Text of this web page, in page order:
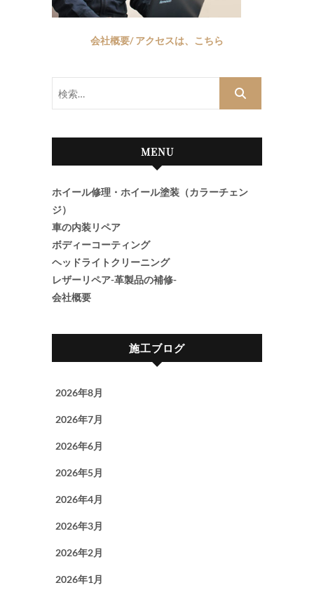
会社概要/ アクセスは、こちら
MENU
ホイール修理・ホイール塗装（カラーチェン
ジ）
車の内装リペア
ボディーコーティング
ヘッドライトクリーニング
レザーリペア-革製品の補修-
会社概要
施工ブログ
2026年8月
2026年7月
2026年6月
2026年5月
2026年4月
2026年3月
2026年2月
2026年1月